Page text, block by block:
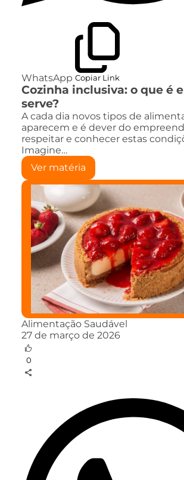
WhatsApp Copiar Link
Cozinha inclusiva: o que é
serve?
A cada dia novos tipos de
aparecem e é dever do
respeitar e conhecer estas
Imagine…
Ver matéria
Alimentação Saudável
27 de março de 2026
0